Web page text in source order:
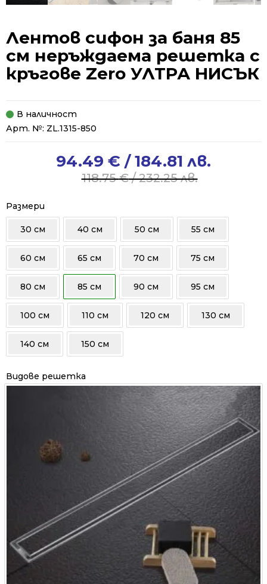
Лентов сифон за баня 85
см неръждаема решетка с
кръгове Zero УЛТРА НИСЪК
В наличност
Арт. №: ZL.1315-850
118.75€/ 232.25 лв.
118.75 €
/
232.25 лв..
94.49 € / 184.81 лв.
94.49 €
/
184.81 лв..
Размери
30 см 40 см 50 см 55 см
60 см 65 см 70 см 75 см
80 см 85 см 90 см 95 см
100 см 110 см 120 см 130 см
140 см 150 см
Видове решетка